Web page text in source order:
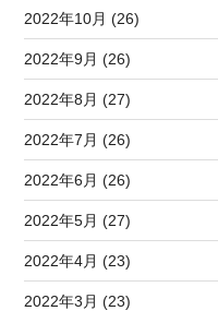
2022年10月 (26)
2022年9月 (26)
2022年8月 (27)
2022年7月 (26)
2022年6月 (26)
2022年5月 (27)
2022年4月 (23)
2022年3月 (23)